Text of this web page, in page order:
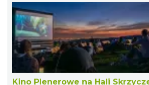
Kino Plenerowe na Hali